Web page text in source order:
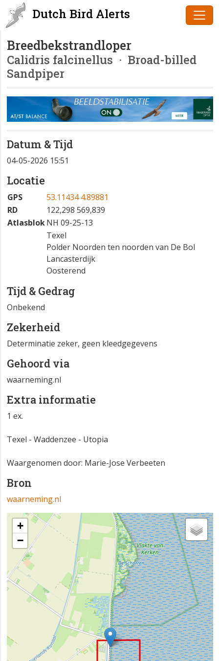
Dutch Bird Alerts
Breedbekstrandloper
Calidris falcinellus · Broad-billed
Sandpiper
Datum & Tijd
04-05-2026 15:51
Locatie
GPS
53.11434 4.89881
RD
122,298 569,839
AtlasblokNH 09-25-13
Texel
Polder Noorden ten noorden van De Bol
Lancasterdijk
Oosterend
Tijd & Gedrag
Onbekend
Zekerheid
Determinatie zeker, geen kleedgegevens
Gehoord via
waarneming.nl
Extra informatie
1 ex.
Texel - Waddenzee - Utopia
Waargenomen door: Marie-Jose Verbeeten
Bron
waarneming.nl
+
−